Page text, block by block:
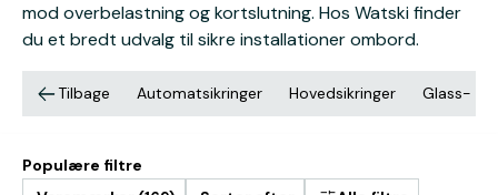
mod overbelastning og kortslutning. Hos Watski finder
du et bredt udvalg til sikre installationer ombord.
Tilbage Automatsikringer Hovedsikringer Glass- &
Populære filtre